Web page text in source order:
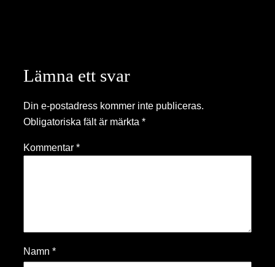
Lämna ett svar
Din e-postadress kommer inte publiceras.
Obligatoriska fält är märkta *
Kommentar *
Namn *